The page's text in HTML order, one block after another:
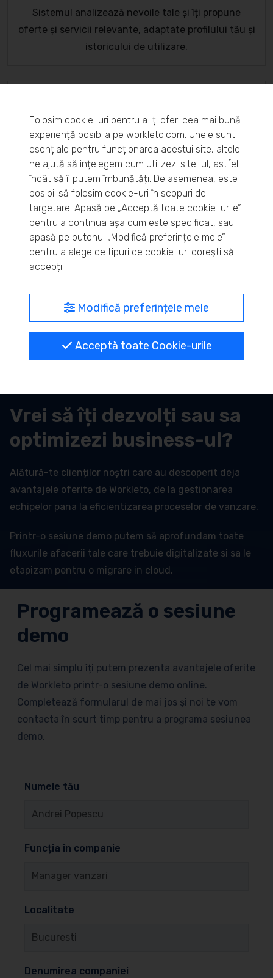
Sistemul analizează nevoile tale și îți propune
oferte și servicii relevante, adaptate profilului tău și
istoricului de utilizare.
Toate fișierele și documentele tale sunt stocate în
siguranță într-un singur loc, cu opțiunea de
validare online, fără deplasări sau birocrație.
Acces la platforma de
tranzacționare
Poți lista sau transfera bunuri într-un spațiu digital
dedicat, prin metode flexibile precum marketplace,
transparent.
Vrei să îți dezvolți sau sa
optimizezi business-ul?
Alătură-te clienților noștri care au descoperit deja
avantajele oferite de Workleto, de la gestionarea
echipelor pana la eficientizarea proceselor de vanzare.
Printr-o sesiune demo putem să aprofundam toate
fluxurile afacerii tale care trebuie digitalizate si sa le
etapizam pentru o migrare in cloud.
Programează o sesiune
demo
Cel mai simplu îți putem prezenta avantajele oferite
de Workleto printr-o sesiune demo online.
Completează formularul de mai jos și noi te vom
contacta în scurt timp pentru a programa sesiunea
demo.
Numele tău
Funcția în companie
Localitate
Denumirea companiei
Folosim cookie-uri pentru a-ți oferi cea mai bună
experiență posibila pe workleto.com. Unele sunt
esențiale pentru funcționarea acestui site, altele
ne ajută să ințelegem cum utilizezi site-ul, astfel
încât să îl putem îmbunătăți. De asemenea, este
posibil să folosim cookie-uri în scopuri de
targetare. Apasă pe „Acceptă toate cookie-urile”
pentru a continua așa cum este specificat, sau
apasă pe butonul „Modifică preferințele mele”
pentru a alege ce tipuri de cookie-uri dorești să
accepți.
Modifică preferințele mele
Acceptă toate Cookie-urile